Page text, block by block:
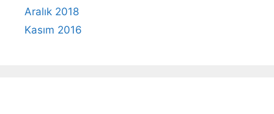
Aralık 2018
Kasım 2016